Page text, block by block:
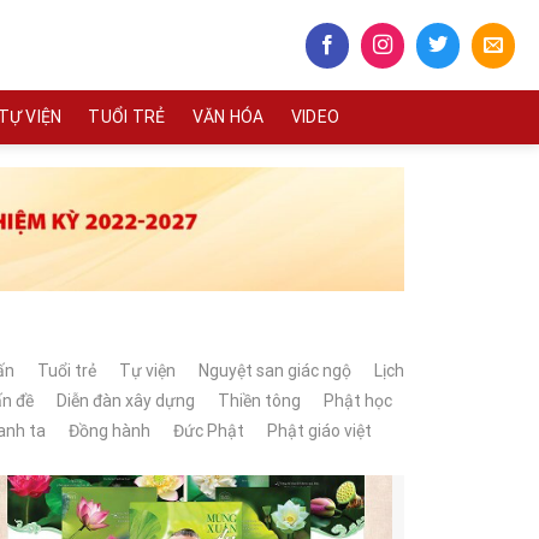
TỰ VIỆN TUỔI TRẺ VĂN HÓA VIDEO
Tuổi trẻ Tự viện Nguyệt san giác ngộ
Lịch
đề Diễn đàn xây dựng Thiền tông
Phật học
ta Đồng hành Đức Phật
Phật giáo việt